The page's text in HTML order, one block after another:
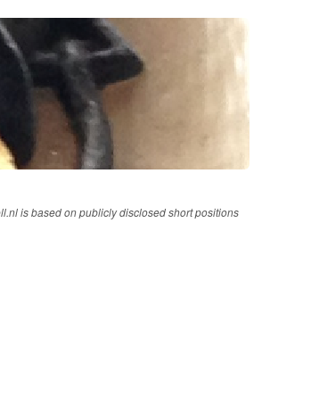
is based on publicly disclosed short positions